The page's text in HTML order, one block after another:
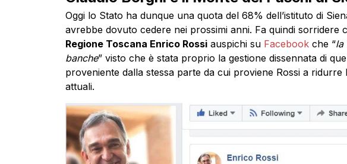
Oggi lo Stato ha dunque una quota del 68% dell’istituto di
avrebbe dovuto cedere nei prossimi anni. Fa quindi sorridere
Regione Toscana Enrico Rossiauspichi su Facebook che “la
banche” visto che è stata proprio la gestione dissennata di
proveniente dalla stessa parte da cui proviene Rossi a
attuali.